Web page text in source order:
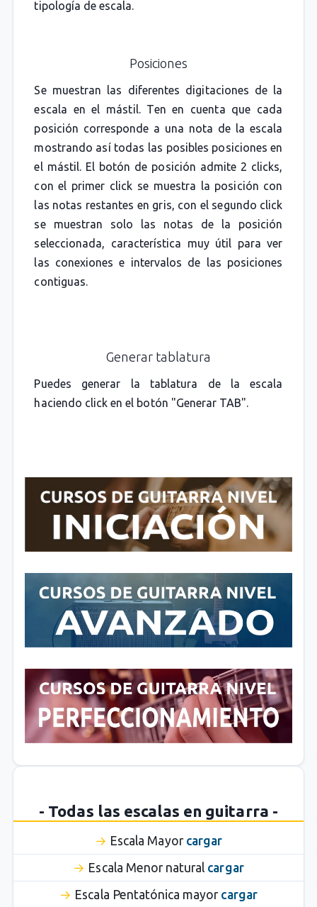
tipología de escala.
Posiciones
Se muestran las diferentes digitaciones de la
escala en el mástil. Ten en cuenta que cada
posición corresponde a una nota de la escala
mostrando así todas las posibles posiciones en
el mástil. El botón de posición admite 2 clicks,
con el primer click se muestra la posición con
las notas restantes en gris, con el segundo click
se muestran solo las notas de la posición
seleccionada, característica muy útil para ver
las conexiones e intervalos de las posiciones
contiguas.
Generar tablatura
Puedes generar la tablatura de la escala
haciendo click en el botón "Generar TAB".
- Todas las escalas en guitarra -
Escala Mayor cargar
Escala Menor natural cargar
Escala Pentatónica mayor cargar